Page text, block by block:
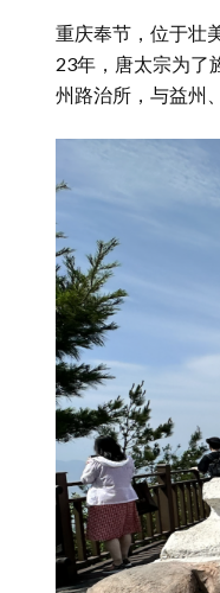
重庆奉节，位于壮
23年，唐太宗为了
州路治所，与益州